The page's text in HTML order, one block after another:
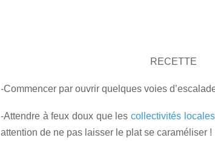
RECETTE
-Commencer par ouvrir quelques voies
-Attendre à feux doux que les collectivités locales
attention de ne pas laisser le plat se caraméliser !